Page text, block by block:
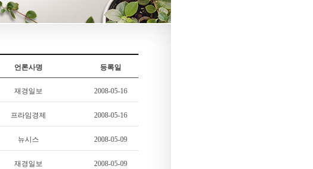
언론사명 등록일
재경일보 2008-05-16
프라임경제 2008-05-16
뉴시스 2008-05-09
재경일보 2008-05-09